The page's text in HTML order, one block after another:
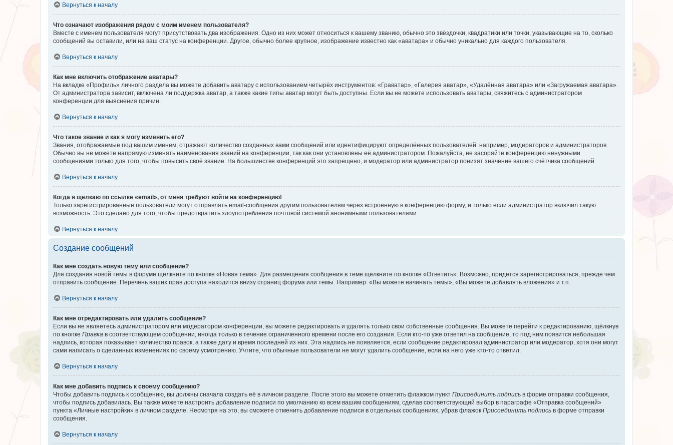
Вернуться к началу
Что означают изображения рядом с моим именем пользователя?
Вместе с именем пользователя могут присутствовать два изображения. Одно из них может относиться к вашему званию, обычно это звёздочки, квадратики или точки, указывающие на то, сколько
сообщений вы оставили, или на ваш статус на конференции. Другое, обычно более крупное, изображение известно как «аватара» и обычно уникально для каждого пользователя.
Вернуться к началу
Как мне включить отображение аватары?
На вкладке «Профиль» личного раздела вы можете добавить аватару с использованием четырёх инструментов: «Граватар», «Галерея аватар», «Удалённая аватара» или «Загружаемая аватара».
От администратора зависит, включена ли поддержка аватар, а также какие типы аватар могут быть доступны. Если вы не можете использовать аватары, свяжитесь с администратором
конференции для выяснения причин.
Вернуться к началу
Что такое звание и как я могу изменить его?
Звания, отображаемые под вашим именем, отражают количество созданных вами сообщений или идентифицируют определённых пользователей: например, модераторов и администраторов.
Обычно вы не можете напрямую изменять наименования званий на конференции, так как они установлены её администратором. Пожалуйста, не засоряйте конференцию ненужными
сообщениями только для того, чтобы повысить своё звание. На большинстве конференций это запрещено, и модератор или администратор понизят значение вашего счётчика сообщений.
Вернуться к началу
Когда я щёлкаю по ссылке «email», от меня требуют войти на конференцию!
Только зарегистрированные пользователи могут отправлять email-сообщения другим пользователям через встроенную в конференцию форму, и только если администратор включил такую
возможность. Это сделано для того, чтобы предотвратить злоупотребления почтовой системой анонимными пользователями.
Вернуться к началу
Создание сообщений
Как мне создать новую тему или сообщение?
Для создания новой темы в форуме щёлкните по кнопке «Новая тема». Для размещения сообщения в теме щёлкните по кнопке «Ответить». Возможно, придётся зарегистрироваться, прежде чем
отправить сообщение. Перечень ваших прав доступа находится внизу страниц форума или темы. Например: «Вы можете начинать темы», «Вы можете добавлять вложения» и т.п.
Вернуться к началу
Как мне отредактировать или удалить сообщение?
Если вы не являетесь администратором или модератором конференции, вы можете редактировать и удалять только свои собственные сообщения. Вы можете перейти к редактированию, щёлкнув
по кнопке Правка в соответствующем сообщении, иногда только в течение ограниченного времени после его создания. Если кто-то уже ответил на сообщение, то под ним появится небольшая
надпись, которая показывает количество правок, а также дату и время последней из них. Эта надпись не появляется, если сообщение редактировал администратор или модератор, хотя они могут
сами написать о сделанных изменениях по своему усмотрению. Учтите, что обычные пользователи не могут удалить сообщение, если на него уже кто-то ответил.
Вернуться к началу
Как мне добавить подпись к своему сообщению?
Чтобы добавить подпись к сообщению, вы должны сначала создать её в личном разделе. После этого вы можете отметить флажком пункт Присоединить подпись в форме отправки сообщения,
чтобы подпись добавилась. Вы также можете настроить добавление подписи по умолчанию ко всем вашим сообщениям, сделав соответствующий выбор в параграфе «Отправка сообщений»
пункта «Личные настройки» в личном разделе. Несмотря на это, вы сможете отменить добавление подписи в отдельных сообщениях, убрав флажок Присоединить подпись в форме отправки
сообщения.
Вернуться к началу